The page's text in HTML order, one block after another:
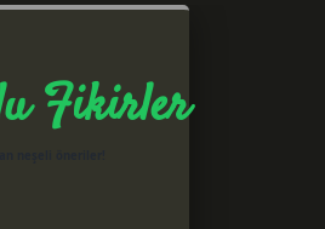
Fikirler